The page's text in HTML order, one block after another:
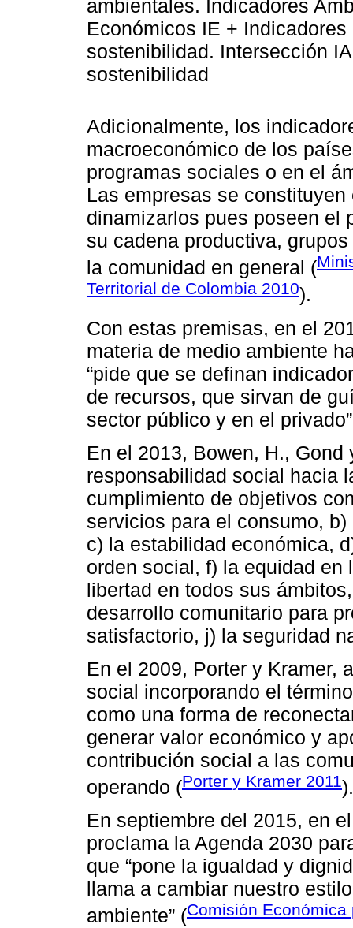
ambientales. Indicadores
Económicos IE +
sostenibilidad. Intersección
sostenibilidad
Adicionalmente, los
macroeconómico de los
programas sociales o en el
Las empresas se
dinamizarlos pues poseen el
su cadena productiva,
la comunidad en general (
Territorial de Colombia 2010).
Con estas premisas, en el
materia de medio ambiente
“pide que se definan
de recursos, que sirvan de
sector público y en el
En el 2013, Bowen, H.,
responsabilidad social hacia
cumplimiento de objetivos
servicios para el consumo,
c) la estabilidad económica,
orden social, f) la equidad
libertad en todos sus
desarrollo comunitario para
satisfactorio, j) la seguridad
En el 2009, Porter y Kramer,
social incorporando el
como una forma de
generar valor económico y
contribución social a las
operando (Porter y Kramer 2011).
En septiembre del 2015, en
proclama la Agenda 2030
que “pone la igualdad y
llama a cambiar nuestro
ambiente” (Comisión